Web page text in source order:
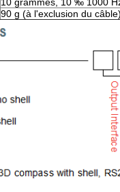
90 g (à l'exclusion du